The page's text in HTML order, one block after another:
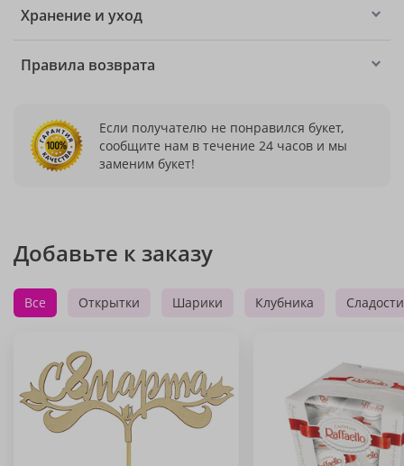
Хранение и уход
Правила возврата
Если получателю не понравился букет,
сообщите нам в течение 24 часов и мы
заменим букет!
Добавьте к заказу
Все Открытки Шарики Клубника Сладости